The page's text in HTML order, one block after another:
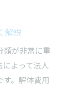
解説
類が非常に重
よって法人
。解体費用